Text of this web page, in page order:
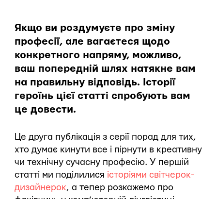
Якщо ви роздумуєте про зміну
професії, але вагаєтеся щодо
конкретного напряму, можливо,
ваш попередній шлях натякне вам
на правильну відповідь. Історії
героїнь цієї статті спробують вам
це довести.
Це друга публікація з серії порад для тих,
хто думає кинути все і пірнути в креативну
чи технічну сучасну професію. У першій
статті ми поділилися історіями світчерок-
дизайнерок, а тепер розкажемо про